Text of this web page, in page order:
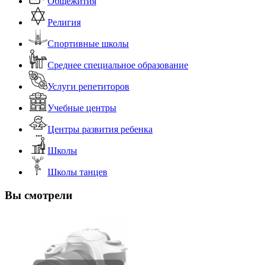
Религия
Спортивные школы
Среднее специальное образование
Услуги репетиторов
Учебные центры
Центры развития ребенка
Школы
Школы танцев
Вы смотрели